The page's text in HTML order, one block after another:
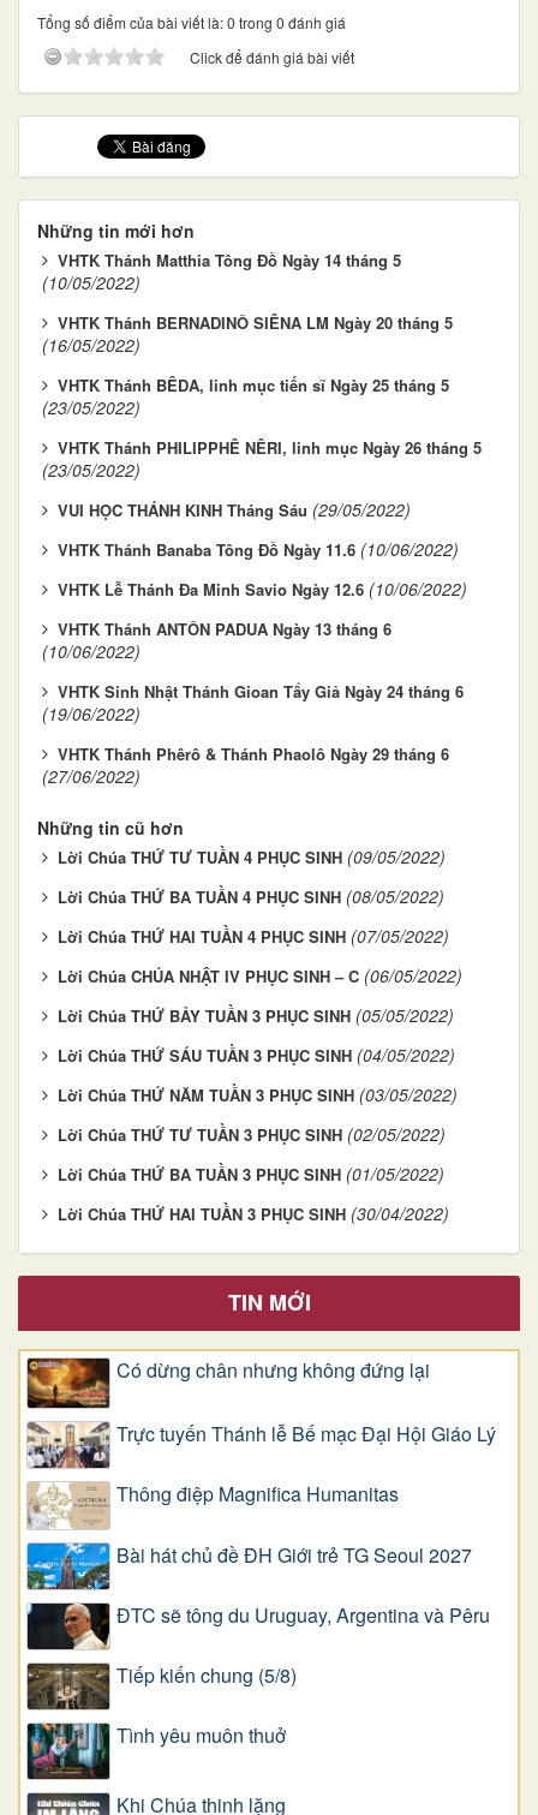
Tổng số điểm của bài viết là: 0 trong 0 đánh giá
Click để đánh giá bài viết
Những tin mới hơn
VHTK Thánh Matthia Tông Đồ Ngày 14 tháng 5
(10/05/2022)
VHTK Thánh BERNADINÔ SIÊNA LM Ngày 20 tháng 5
(16/05/2022)
VHTK Thánh BÊDA, linh mục tiến sĩ Ngày 25 tháng 5
(23/05/2022)
VHTK Thánh PHILIPPHÊ NÊRI, linh mục Ngày 26 tháng 5
(23/05/2022)
VUI HỌC THÁNH KINH Tháng Sáu (29/05/2022)
VHTK Thánh Banaba Tông Đồ Ngày 11.6 (10/06/2022)
VHTK Lễ Thánh Đa Minh Savio Ngày 12.6 (10/06/2022)
VHTK Thánh ANTÔN PADUA Ngày 13 tháng 6
(10/06/2022)
VHTK Sinh Nhật Thánh Gioan Tẩy Giả Ngày 24 tháng 6
(19/06/2022)
VHTK Thánh Phêrô & Thánh Phaolô Ngày 29 tháng 6
(27/06/2022)
Những tin cũ hơn
Lời Chúa THỨ TƯ TUẦN 4 PHỤC SINH (09/05/2022)
Lời Chúa THỨ BA TUẦN 4 PHỤC SINH (08/05/2022)
Lời Chúa THỨ HAI TUẦN 4 PHỤC SINH (07/05/2022)
Lời Chúa CHÚA NHẬT IV PHỤC SINH – C (06/05/2022)
Lời Chúa THỨ BẢY TUẦN 3 PHỤC SINH (05/05/2022)
Lời Chúa THỨ SÁU TUẦN 3 PHỤC SINH (04/05/2022)
Lời Chúa THỨ NĂM TUẦN 3 PHỤC SINH (03/05/2022)
Lời Chúa THỨ TƯ TUẦN 3 PHỤC SINH (02/05/2022)
Lời Chúa THỨ BA TUẦN 3 PHỤC SINH (01/05/2022)
Lời Chúa THỨ HAI TUẦN 3 PHỤC SINH (30/04/2022)
TIN MỚI
Có dừng chân nhưng không đứng lại
Trực tuyến Thánh lễ Bế mạc Đại Hội Giáo Lý
Thông điệp Magnifica Humanitas
Bài hát chủ đề ĐH Giới trẻ TG Seoul 2027
ĐTC sẽ tông du Uruguay, Argentina và Pêru
Tiếp kiến chung (5/8)
Tình yêu muôn thuở
Khi Chúa thinh lặng